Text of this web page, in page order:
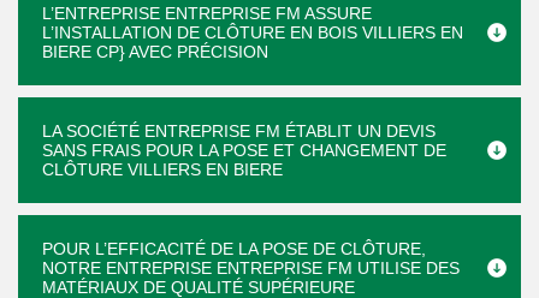
L’ENTREPRISE ENTREPRISE FM ASSURE
L’INSTALLATION DE CLÔTURE EN BOIS VILLIERS EN
BIERE CP} AVEC PRÉCISION
LA SOCIÉTÉ ENTREPRISE FM ÉTABLIT UN DEVIS
SANS FRAIS POUR LA POSE ET CHANGEMENT DE
CLÔTURE VILLIERS EN BIERE
POUR L’EFFICACITÉ DE LA POSE DE CLÔTURE,
NOTRE ENTREPRISE ENTREPRISE FM UTILISE DES
MATÉRIAUX DE QUALITÉ SUPÉRIEURE